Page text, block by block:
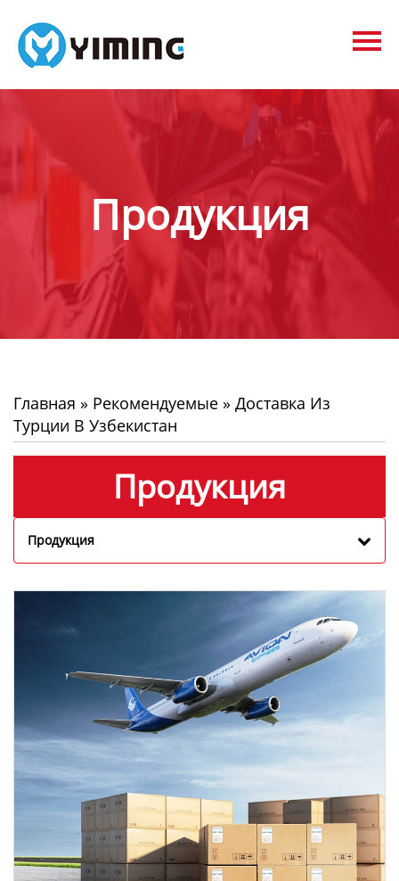
Tags
видео
О нас
Продукция
Главная » Рекомендуемые » Доставка Из
Турции В Узбекистан
Продукция
Продукция